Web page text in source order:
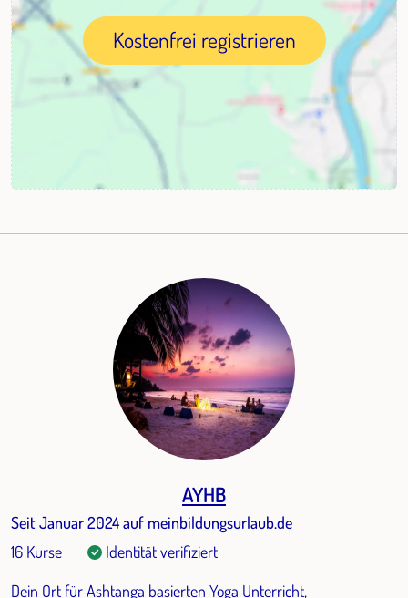
Kostenfrei registrieren
AYHB
Seit Januar 2024 auf meinbildungsurlaub.de
16 Kurse
Identität verifiziert
Dein Ort für Ashtanga basierten Yoga Unterricht,